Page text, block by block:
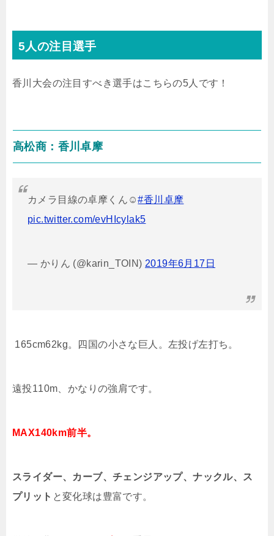
5人の注目選手
香川大会の注目すべき選手はこちらの5人です！
高松商：香川卓摩
カメラ目線の卓摩くん☺#香川卓摩
pic.twitter.com/evHIcylak5
— かりん (@karin_TOIN) 2019年6月17日
165cm62kg。四国の小さな巨人。左投げ左打ち。
遠投110m 、かなりの強肩です。
MAX140km前半。
スライダー、カーブ、チェンジアップ、ナックル、ス
プリット と変化球は豊富です。